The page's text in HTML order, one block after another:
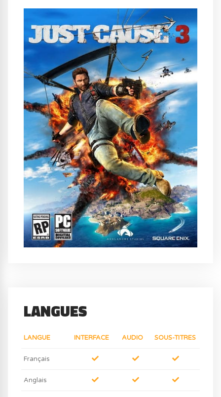
LANGUES
LANGUE INTERFACE AUDIO SOUS-TITRES
Français
Anglais